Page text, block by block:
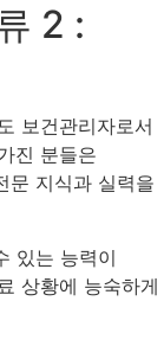
2 :
보건관리자로서
진 분들은
문 지식과 실력을
있는 능력이
상황에 능숙하게